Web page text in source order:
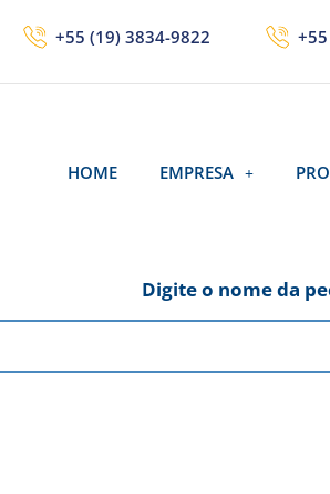
+55 (19) 3834-9822
HOME EMPRESA
Digite o nome da